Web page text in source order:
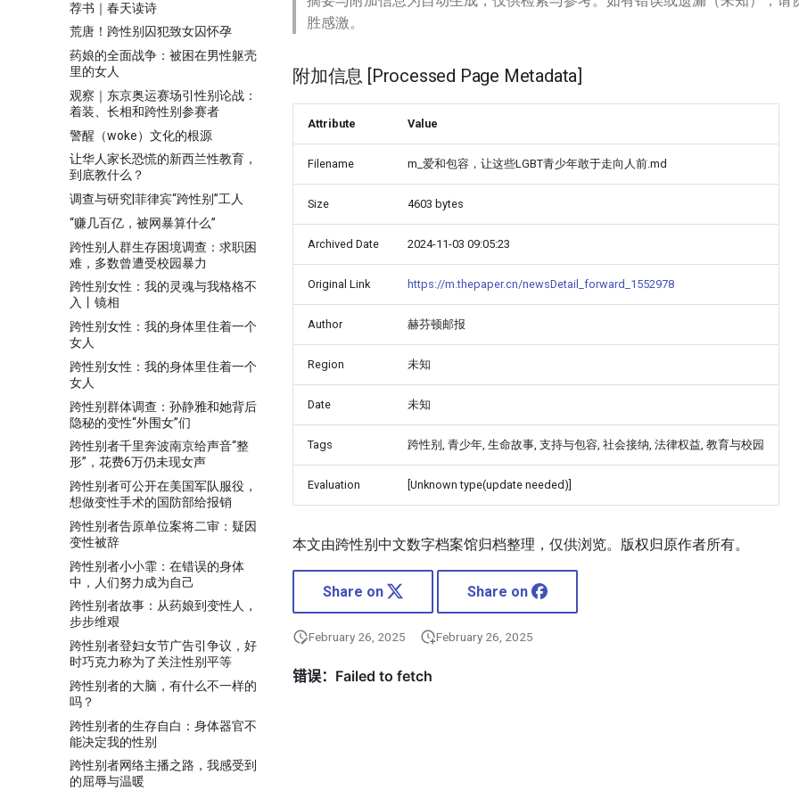
荐书｜春天读诗
荒唐！跨性别囚犯致女囚怀孕
药娘的全面战争：被困在男性躯壳
里的女人
观察｜东京奥运赛场引性别论战：
着装、长相和跨性别参赛者
警醒（woke）文化的根源
让华人家长恐慌的新西兰性教育，
到底教什么？
调查与研究|菲律宾“跨性别”工人
“赚几百亿，被网暴算什么”
跨性别人群生存困境调查：求职困
难，多数曾遭受校园暴力
跨性别女性：我的灵魂与我格格不
入丨镜相
跨性别女性：我的身体里住着一个
女人
跨性别女性：我的身体里住着一个
女人
跨性别群体调查：孙静雅和她背后
隐秘的变性“外围女”们
跨性别者千里奔波南京给声音“整
形”，花费6万仍未现女声
跨性别者可公开在美国军队服役，
想做变性手术的国防部给报销
跨性别者告原单位案将二审：疑因
变性被辞
跨性别者小小霏：在错误的身体
中，人们努力成为自己
跨性别者故事：从药娘到变性人，
步步维艰
跨性别者登妇女节广告引争议，好
时巧克力称为了关注性别平等
跨性别者的大脑，有什么不一样的
吗？
跨性别者的生存自白：身体器官不
能决定我的性别
跨性别者网络主播之路，我感受到
的屈辱与温暖
胜感激。
附加信息 [Processed Page Metadata]
Attribute Value
Filename m_爱和包容，让这些LGBT青少年敢于走向人前.md
Size 4603 bytes
Archived Date 2024-11-03 09:05:23
Original Link https://m.thepaper.cn/newsDetail_forward_1552978
Author 赫芬顿邮报
Region 未知
Date 未知
Tags 跨性别, 青少年, 生命故事, 支持与包容, 社会接纳, 法律权益, 教育与校园
Evaluation [Unknown type(update needed)]
本文由跨性别中文数字档案馆归档整理，仅供浏览。版权归原作者所有。
Share on Share on
February 26, 2025 February 26, 2025